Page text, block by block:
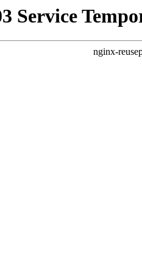
Service
nginx-